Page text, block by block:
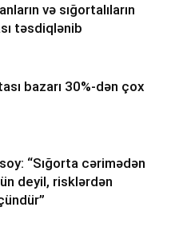
və sığortalıların
təsdiqlənib
bazarı 30%-dən çox
“Sığorta cərimədən
deyil, risklərdən